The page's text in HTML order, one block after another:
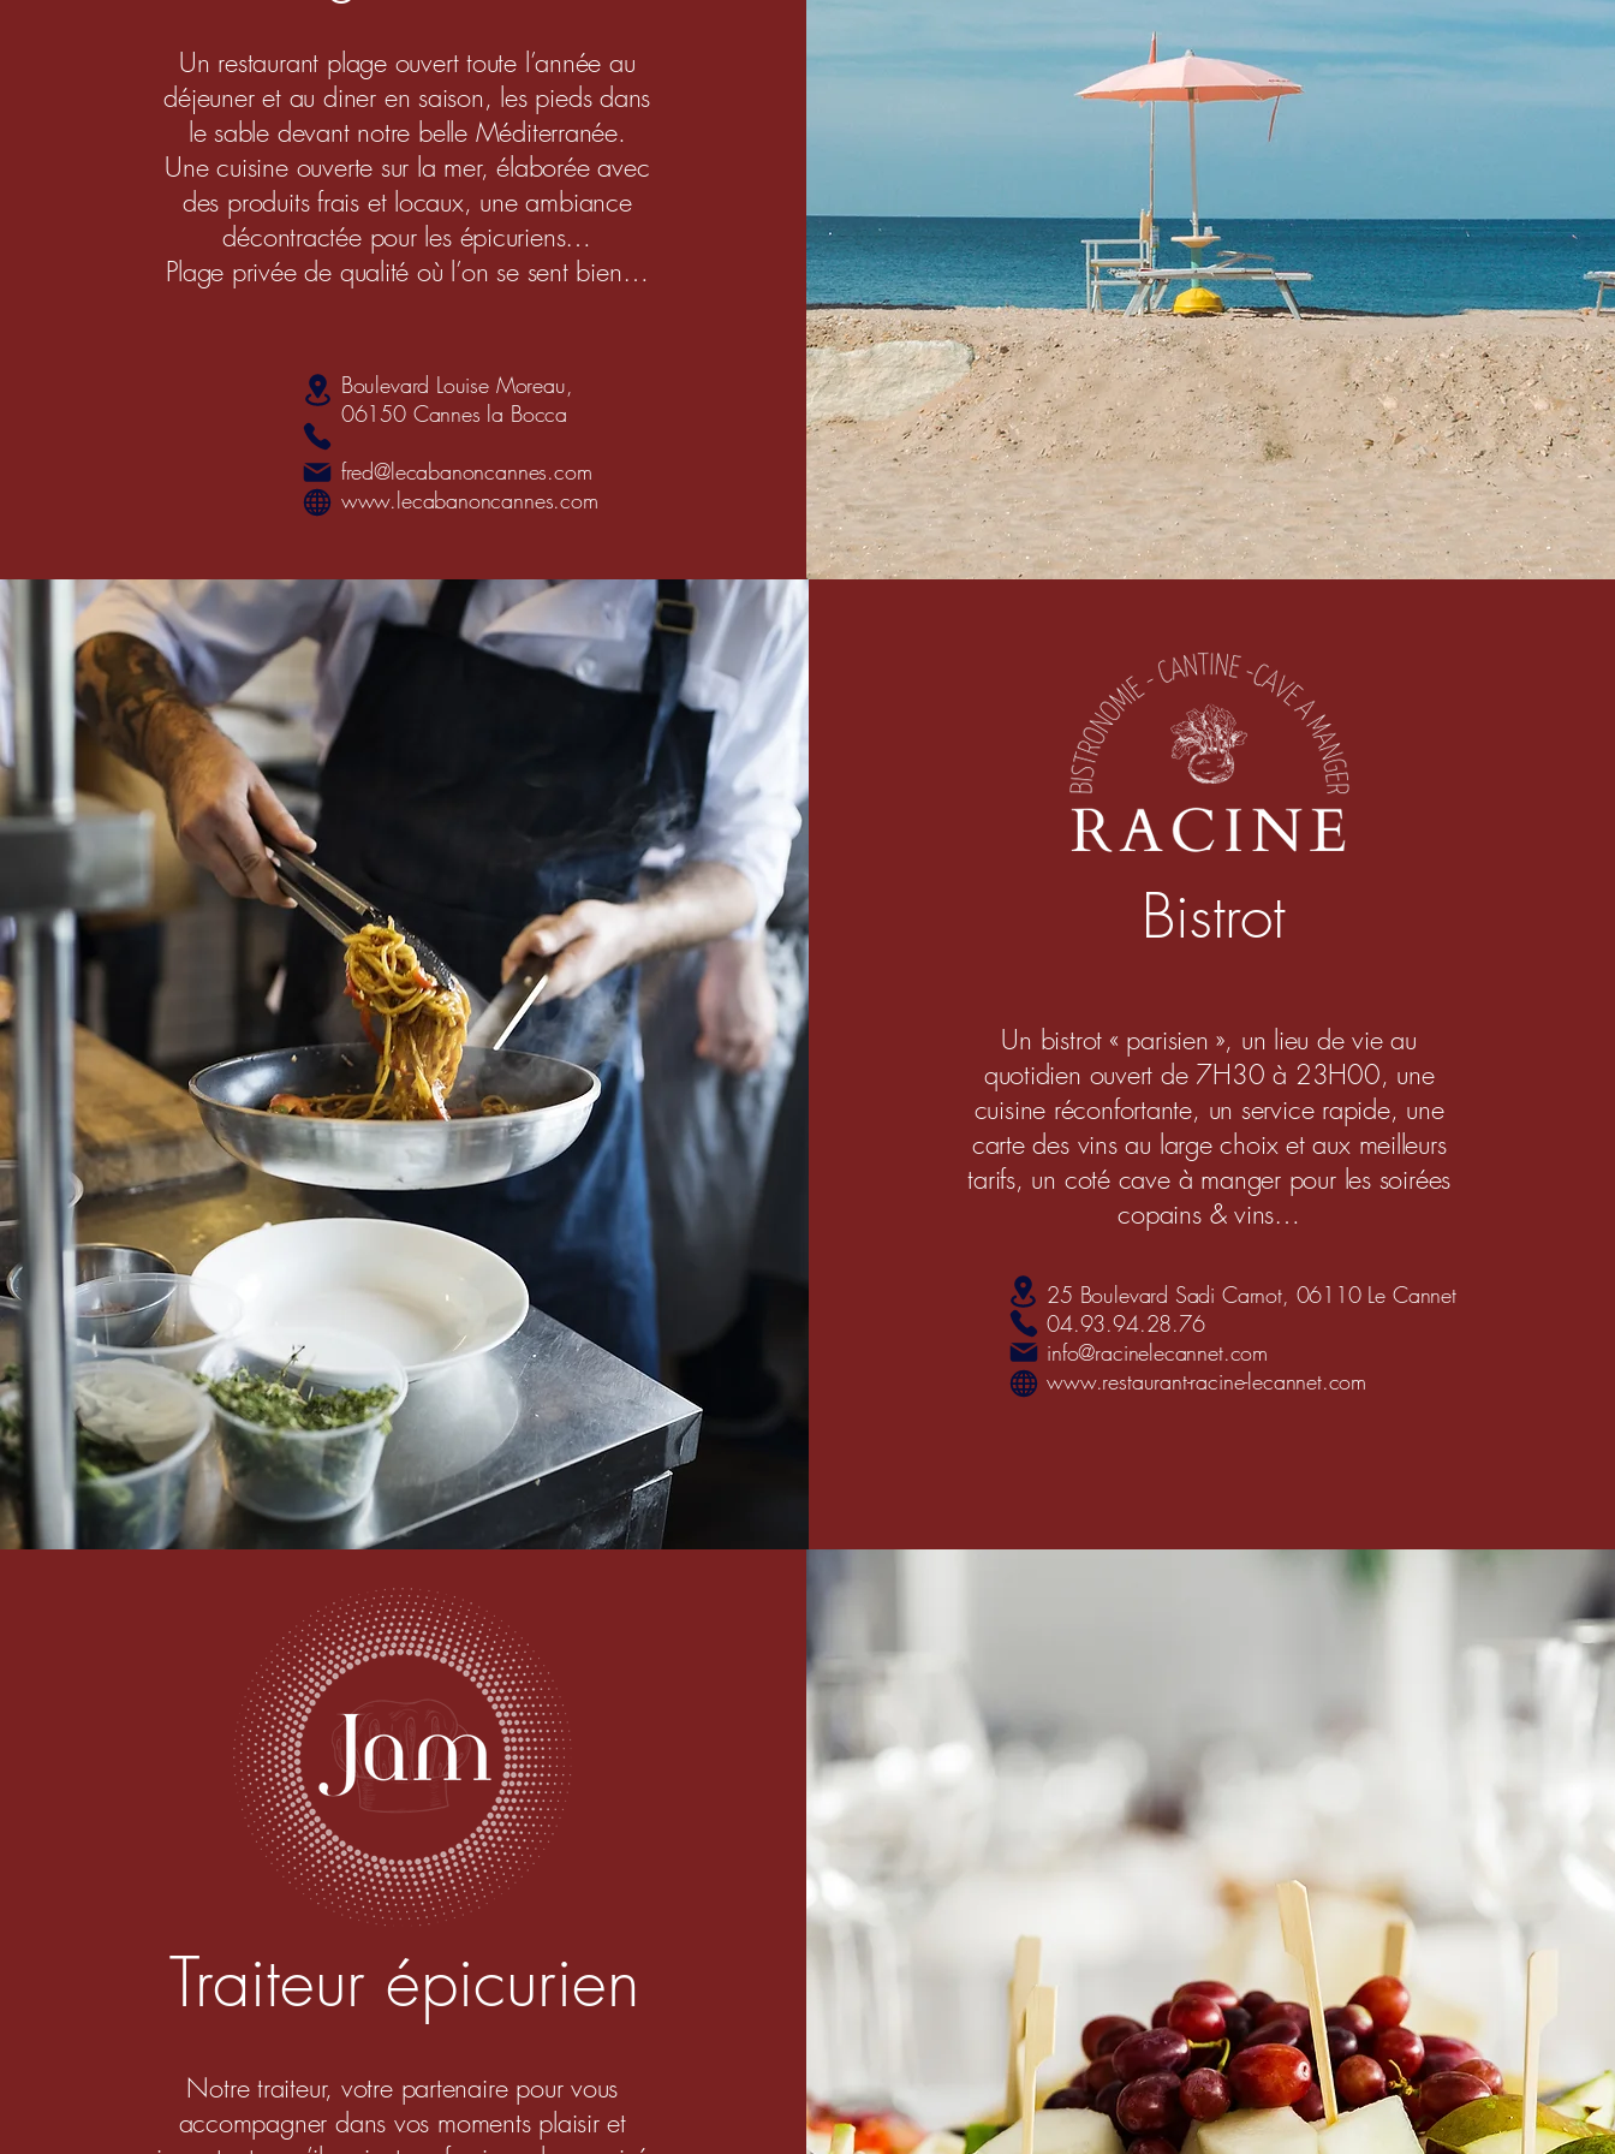
Un restaurant plage ouvert toute l’année au
déjeuner et au diner en saison, les pieds dans
le sable devant notre belle Méditerranée.
Une cuisine ouverte sur la mer, élaborée avec
des produits frais et locaux, une ambiance
décontractée pour les épicuriens…
Plage privée de qualité où l’on se sent bien…
Boulevard Louise Moreau,
06150 Cannes la Bocca
fred@lecabanoncannes.com
www.lecabanoncannes.com
Bistrot
Un bistrot « parisien », un lieu de vie au
quotidien ouvert de 7H30 à 23H00, une
cuisine réconfortante, un service rapide, une
carte des vins au large choix et aux meilleurs
tarifs, un coté cave à manger pour les soirées
copains & vins…
25 Boulevard Sadi Carnot, 06110 Le Cannet
04.93.94.28.76
info@racinelecannet.com
www.restaurant-racine-lecannet.com
Traiteur épicurien
Notre traiteur, votre partenaire pour vous
accompagner dans vos moments plaisir et